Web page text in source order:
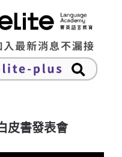
皮書發表會